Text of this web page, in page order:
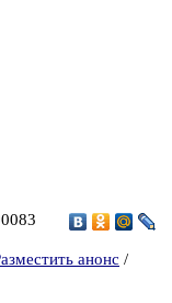
анонс /